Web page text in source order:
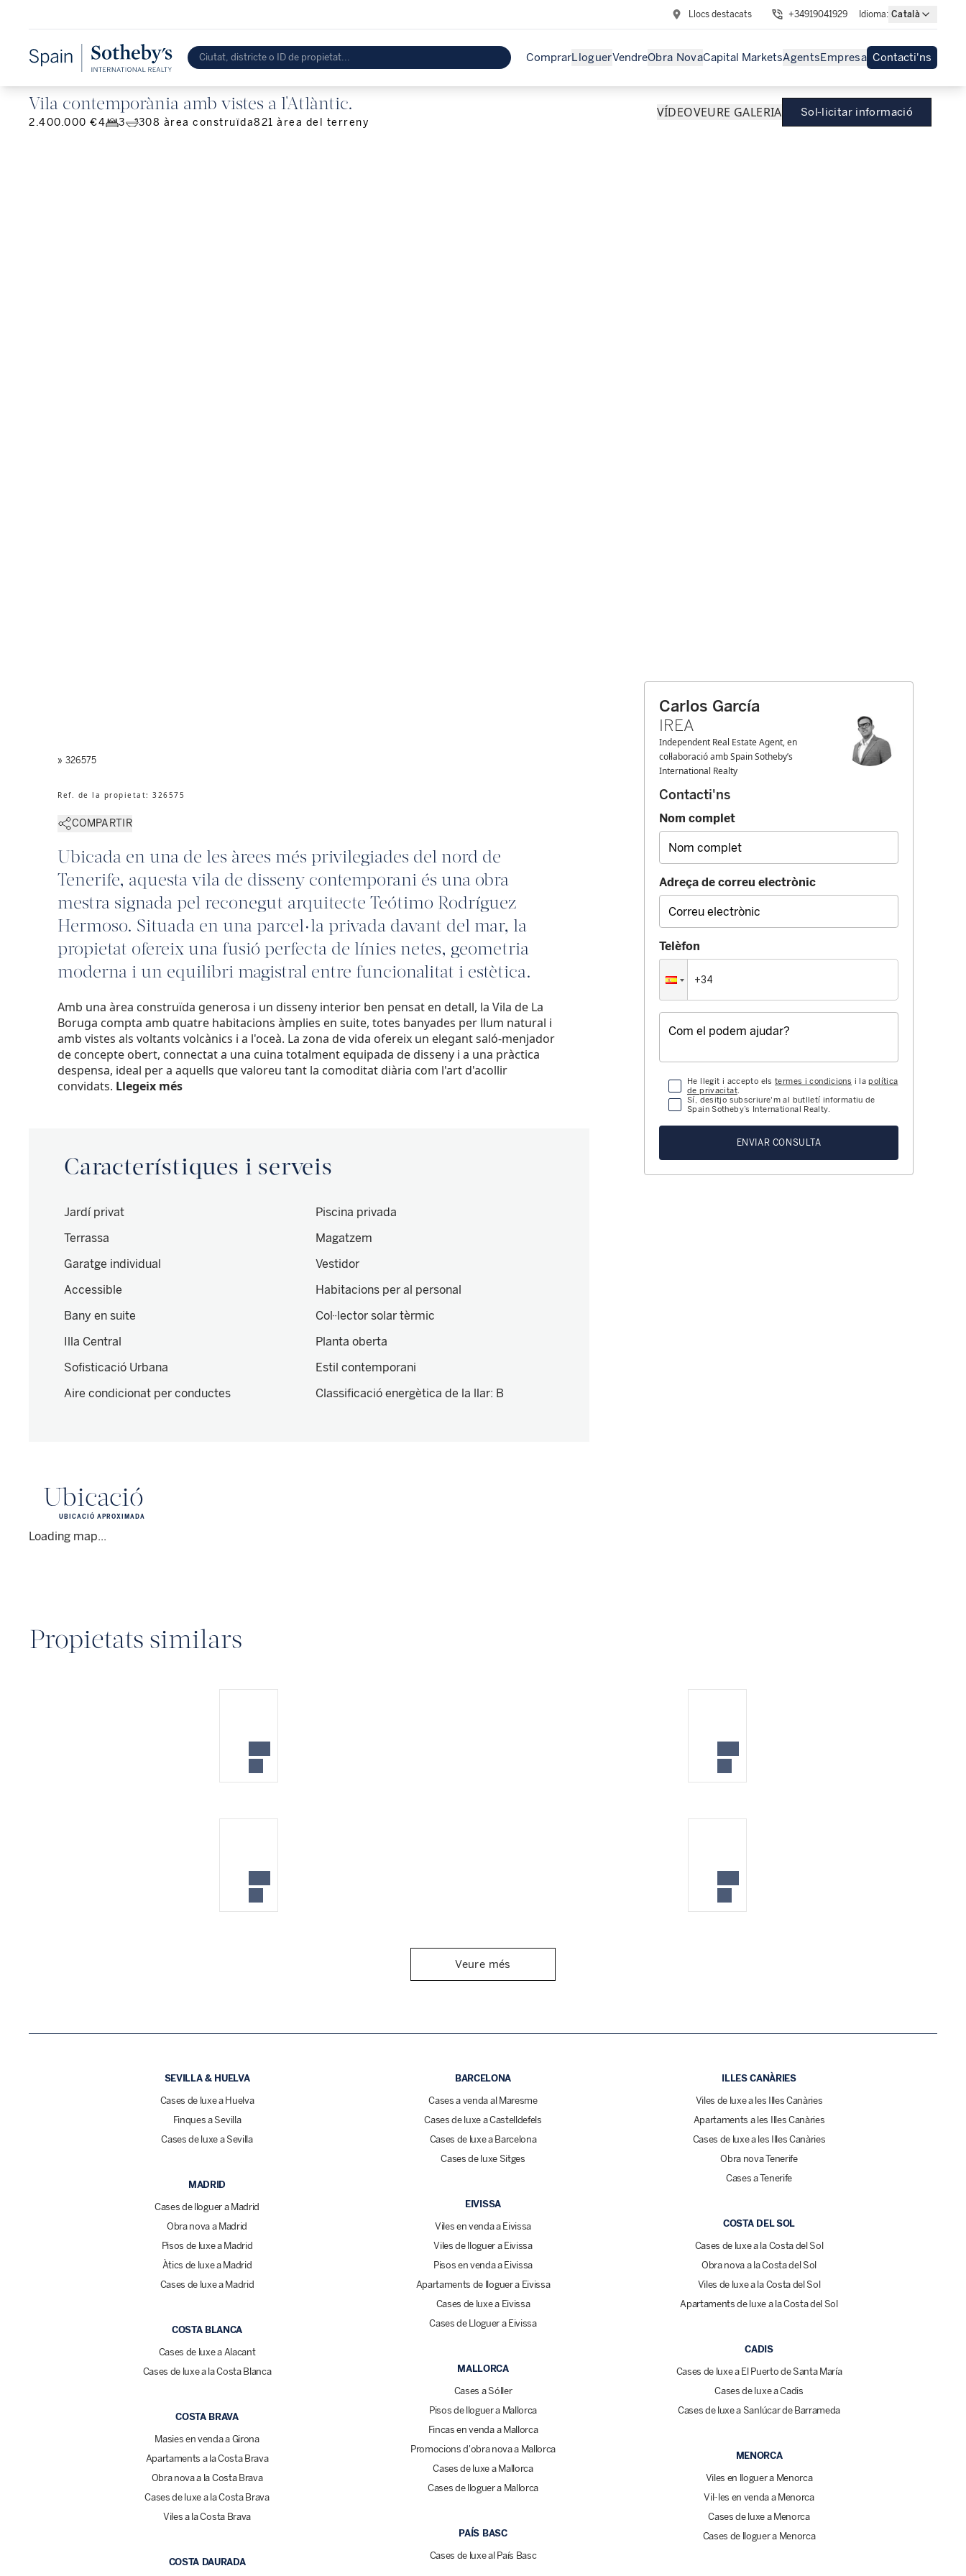
Llocs destacats +34919041929 Idioma: Català
ComprarLloguerVendreObra NovaCapital MarketsAgentsEmpresa Contacti'ns
Vila contemporània amb vistes a l'Atlàntic.
2.400.000 €4 3 308 àrea construïda821 àrea del terreny
VÍDEOVEURE GALERIA Sol·licitar informació
» 326575
Ref. de la propietat: 326575
COMPARTIR
Ubicada en una de les àrees més privilegiades del nord de
Tenerife, aquesta vila de disseny contemporani és una obra
mestra signada pel reconegut arquitecte Teótimo Rodríguez
Hermoso. Situada en una parcel·la privada davant del mar, la
propietat ofereix una fusió perfecta de línies netes, geometria
moderna i un equilibri magistral entre funcionalitat i estètica.
Amb una àrea construïda generosa i un disseny interior ben pensat en detall, la Vila de La
Boruga compta amb quatre habitacions àmplies en suite, totes banyades per llum natural i
amb vistes als voltants volcànics i a l'oceà. La zona de vida ofereix un elegant saló-menjador
de concepte obert, connectat a una cuina totalment equipada de disseny i a una pràctica
despensa, ideal per a aquells que valoreu tant la comoditat diària com l'art d'acollir
convidats. Llegeix més
Característiques i serveis
Jardí privat
Piscina privada
Terrassa
Magatzem
Garatge individual
Vestidor
Accessible
Habitacions per al personal
Bany en suite
Col·lector solar tèrmic
Illa Central
Planta oberta
Sofisticació Urbana
Estil contemporani
Aire condicionat per conductes
Classificació energètica de la llar: B
Ubicació
Loading map...
UBICACIÓ APROXIMADA
Carlos García
IREA
Independent Real Estate Agent, en
col·laboració amb Spain Sotheby’s
International Realty
Contacti'ns
Nom complet
Adreça de correu electrònic
Telèfon
He llegit i accepto els termes i condicions i lapolítica
de privacitat.
Sí, desitjo subscriure'm al butlletí informatiu de
Spain Sotheby’s International Realty.
ENVIAR CONSULTA
Propietats similars
Veure més
SEVILLA & HUELVA
Cases de luxe a Huelva
Finques a Sevilla
Cases de luxe a Sevilla
MADRID
Cases de lloguer a Madrid
Obra nova a Madrid
Pisos de luxe a Madrid
Àtics de luxe a Madrid
Cases de luxe a Madrid
COSTA BLANCA
Cases de luxe a Alacant
Cases de luxe a la Costa Blanca
COSTA BRAVA
Masies en venda a Girona
Apartaments a la Costa Brava
Obra nova a la Costa Brava
Cases de luxe a la Costa Brava
Viles a la Costa Brava
COSTA DAURADA
BARCELONA
Cases a venda al Maresme
Cases de luxe a Castelldefels
Cases de luxe a Barcelona
Cases de luxe Sitges
EIVISSA
Viles en venda a Eivissa
Viles de lloguer a Eivissa
Pisos en venda a Eivissa
Apartaments de lloguer a Eivissa
Cases de luxe a Eivissa
Cases de Lloguer a Eivissa
MALLORCA
Cases a Sóller
Pisos de lloguer a Mallorca
Fincas en venda a Mallorca
Promocions d'obra nova a Mallorca
Cases de luxe a Mallorca
Cases de lloguer a Mallorca
PAÍS BASC
Cases de luxe al País Basc
ILLES CANÀRIES
Viles de luxe a les Illes Canàries
Apartaments a les Illes Canàries
Cases de luxe a les Illes Canàries
Obra nova Tenerife
Cases a Tenerife
COSTA DEL SOL
Cases de luxe a la Costa del Sol
Obra nova a la Costa del Sol
Viles de luxe a la Costa del Sol
Apartaments de luxe a la Costa del Sol
CADIS
Cases de luxe a El Puerto de Santa María
Cases de luxe a Cadis
Cases de luxe a Sanlúcar de Barrameda
MENORCA
Viles en lloguer a Menorca
Vil·les en venda a Menorca
Cases de luxe a Menorca
Cases de lloguer a Menorca